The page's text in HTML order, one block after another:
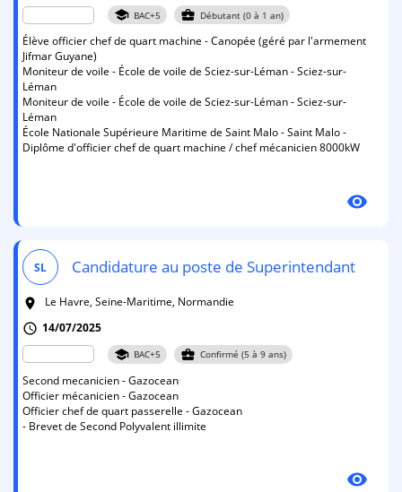
school BAC+5 business_center Débutant (0 à 1 an)
Élève officier chef de quart machine - Canopée (géré par l'armement
Jifmar Guyane)
Moniteur de voile - École de voile de Sciez-sur-Léman - Sciez-sur-
Léman
Moniteur de voile - École de voile de Sciez-sur-Léman - Sciez-sur-
Léman
École Nationale Supérieure Maritime de Saint Malo - Saint Malo -
Diplôme d'officier chef de quart machine / chef mécanicien 8000kW
visibility
SL Candidature au poste de Superintendant
room
Le Havre, Seine-Maritime, Normandie
schedule 14/07/2025
school BAC+5 business_center Confirmé (5 à 9 ans)
Second mecanicien - Gazocean
Officier mécanicien - Gazocean
Officier chef de quart passerelle - Gazocean
- Brevet de Second Polyvalent illimite
visibility